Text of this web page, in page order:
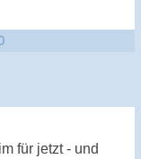
für jetzt - und